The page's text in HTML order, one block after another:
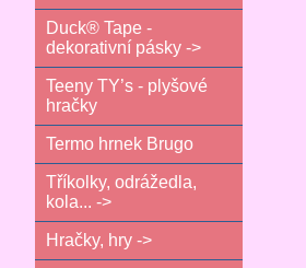
Duck® Tape -
dekorativní pásky ->
Teeny TY’s - plyšové
hračky
Termo hrnek Brugo
Tříkolky, odrážedla,
kola... ->
Hračky, hry ->